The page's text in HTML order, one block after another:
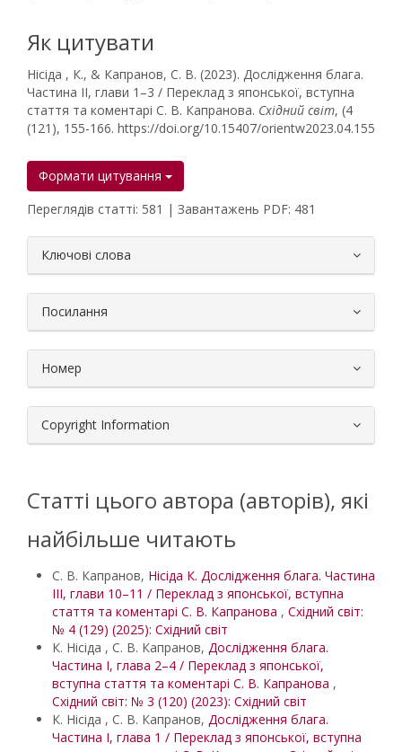
Як цитувати
Нісіда , К., & Капранов, С. В. (2023). Дослідження блага.
Частина ІІ, глави 1–3 / Переклад з японської, вступна
стаття та коментарі С. В. Капранова. Східний світ, (4
(121), 155-166. https://doi.org/10.15407/orientw2023.04.155
Формати цитування
Переглядів статті: 581 | Завантажень PDF: 481
Ключові слова
Посилання
Номер
Copyright Information
Статті цього автора (авторів), які
найбільше читають
С. В. Капранов, Нісіда К. Дослідження блага. Частина
ІІІ, глави 10–11 / Переклад з японської, вступна
стаття та коментарі С. В. Капранова , Східний світ:
№ 4 (129) (2025): Східний світ
К. Нісіда , С. В. Капранов, Дослідження блага.
Частина І, глава 2–4 / Переклад з японської,
вступна стаття та коментарі С. В. Капранова ,
Східний світ: № 3 (120) (2023): Східний світ
К. Нісіда , С. В. Капранов, Дослідження блага.
Частина І, глава 1 / Переклад з японської, вступна